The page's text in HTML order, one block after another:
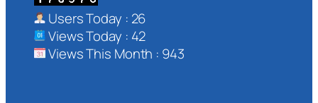
Users Today : 26
Views Today : 42
Views This Month : 943